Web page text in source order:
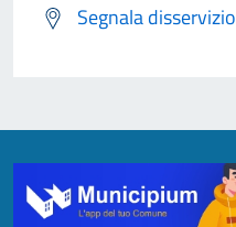
Segnala disservizio